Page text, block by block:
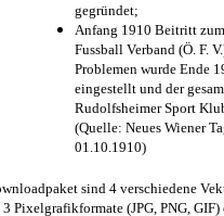
gegründet;
Anfang 1910 Beitritt
Fussball Verband (Ö. F.
Problemen wurde Ende
eingestellt und der
Rudolfsheimer Sport
(Quelle: Neues Wiener
01.10.1910)
sind 4 verschiedene
Pixelgrafikformate (JPG, PNG, GIF)